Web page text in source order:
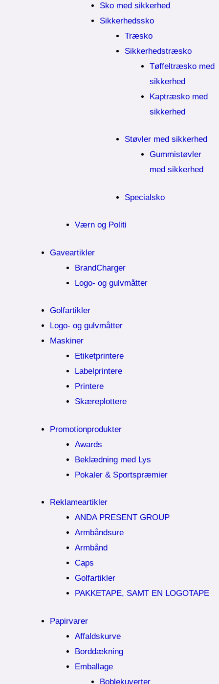
Sko med sikkerhed
Sikkerhedssko
Træsko
Sikkerhedstræsko
Tøffeltræsko med
sikkerhed
Kaptræsko med
sikkerhed
Støvler med sikkerhed
Gummistøvler
med sikkerhed
Specialsko
Værn og Politi
Gaveartikler
BrandCharger
Logo- og gulvmåtter
Golfartikler
Logo- og gulvmåtter
Maskiner
Etiketprintere
Labelprintere
Printere
Skæreplottere
Promotionprodukter
Awards
Beklædning med Lys
Pokaler & Sportspræmier
Reklameartikler
ANDA PRESENT GROUP
Armbåndsure
Armbånd
Caps
Golfartikler
PAKKETAPE, SAMT EN LOGOTAPE
Papirvarer
Affaldskurve
Borddækning
Emballage
Boblekuverter